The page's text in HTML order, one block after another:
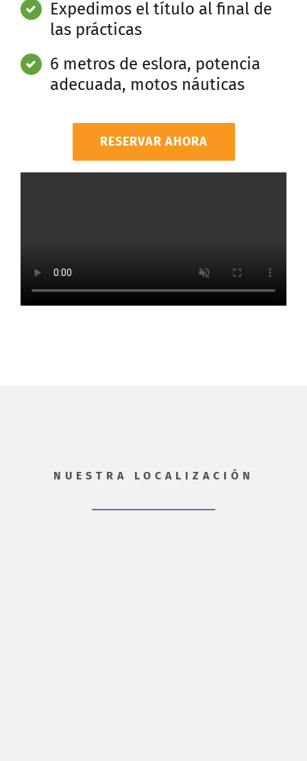
Expedimos el título al final de
las prácticas
6 metros de eslora, potencia
adecuada, motos náuticas
RESERVAR AHORA
NUESTRA LOCALIZACIÓN